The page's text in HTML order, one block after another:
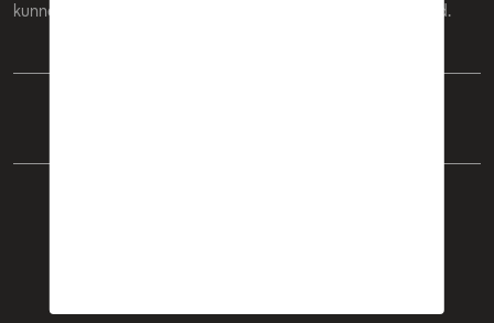
kunnen zonder voorafgaande kennisgeving worden gewijzigd.